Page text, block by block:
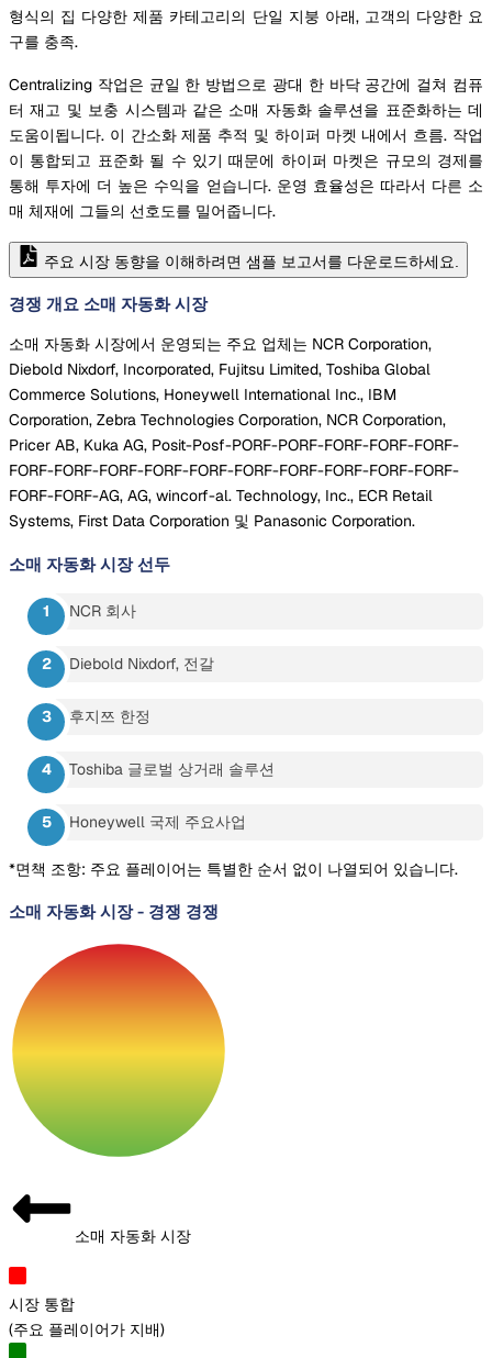
형식의 집 다양한 제품 카테고리의 단일 지붕 아래, 고객의 다양한 요
구를 충족.
Centralizing 작업은 균일 한 방법으로 광대 한 바닥 공간에 걸쳐 컴퓨
터 재고 및 보충 시스템과 같은 소매 자동화 솔루션을 표준화하는 데
도움이됩니다. 이 간소화 제품 추적 및 하이퍼 마켓 내에서 흐름. 작업
이 통합되고 표준화 될 수 있기 때문에 하이퍼 마켓은 규모의 경제를
통해 투자에 더 높은 수익을 얻습니다. 운영 효율성은 따라서 다른 소
매 체재에 그들의 선호도를 밀어줍니다.
주요 시장 동향을 이해하려면 샘플 보고서를 다운로드하세요.
경쟁 개요 소매 자동화 시장
소매 자동화 시장에서 운영되는 주요 업체는 NCR Corporation,
Diebold Nixdorf, Incorporated, Fujitsu Limited, Toshiba Global
Commerce Solutions, Honeywell International Inc., IBM
Corporation, Zebra Technologies Corporation, NCR Corporation,
Pricer AB, Kuka AG, Posit-Posf-PORF-PORF-FORF-FORF-FORF-
FORF-FORF-FORF-FORF-FORF-FORF-FORF-FORF-FORF-FORF-
FORF-FORF-AG, AG, wincorf-al. Technology, Inc., ECR Retail
Systems, First Data Corporation 및 Panasonic Corporation.
소매 자동화 시장 선두
NCR 회사
Diebold Nixdorf, 전갈
후지쯔 한정
Toshiba 글로벌 상거래 솔루션
Honeywell 국제 주요사업
*면책 조항: 주요 플레이어는 특별한 순서 없이 나열되어 있습니다.
소매 자동화 시장- 경쟁 경쟁
소매 자동화 시장
시장 통합
(주요 플레이어가 지배)